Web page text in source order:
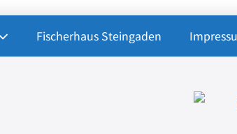
Fischerhaus Steingaden